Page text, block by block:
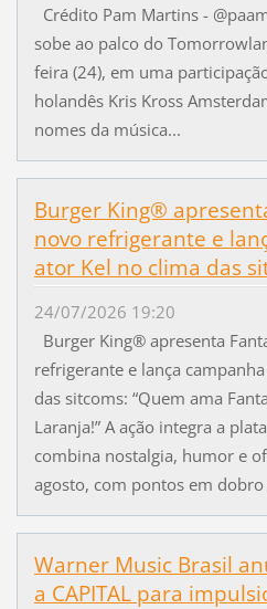
Crédito Pam Martins -
sobe ao palco do
feira (24), em uma
holandês Kris Kross
nomes da música...
Burger King®
novo refrigerante e
ator Kel no clima das
24/07/2026 19:20
Burger King® apresenta
refrigerante e lança
das sitcoms: “Quem ama
Laranja!” A ação integra a
combina nostalgia, humor e
agosto, com pontos em dobro
Warner Music Brasil
a CAPITAL para